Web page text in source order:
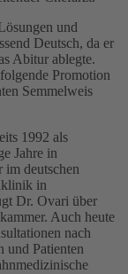
und
Deutsch, da er
Abitur ablegte.
Promotion
Semmelweis
1992 als
Jahre in
deutschen
in
Dr. Ovari über
Auch heute
nach
und Patienten